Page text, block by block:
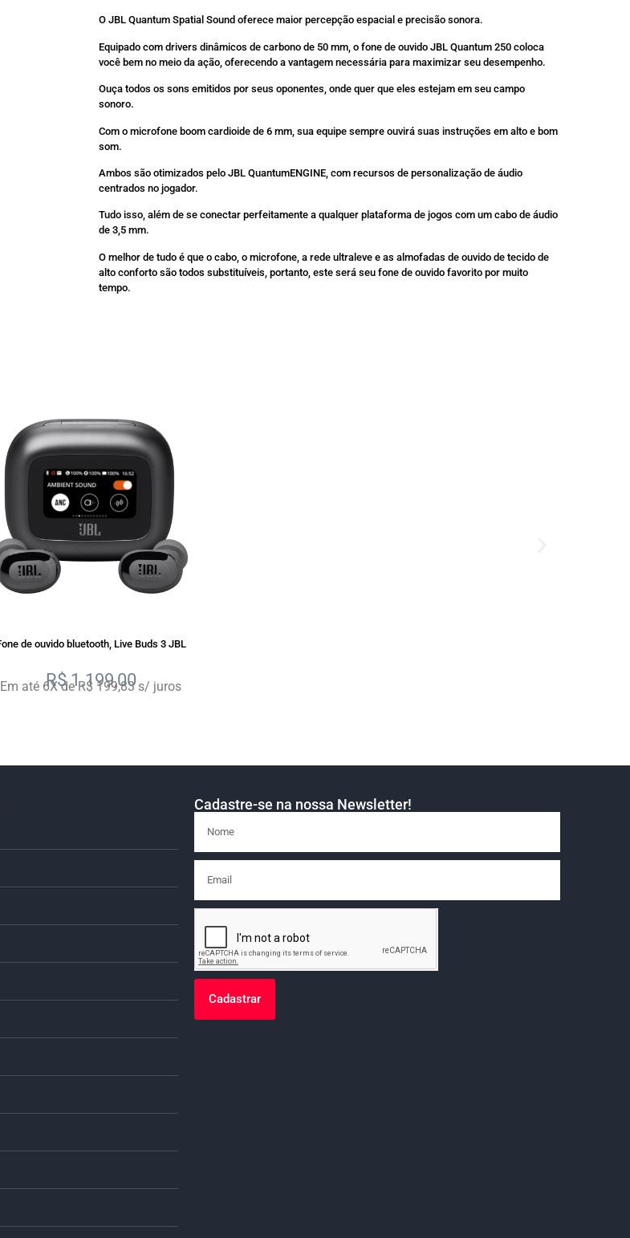
O JBL Quantum Spatial Sound oferece maior percepção espacial e precisão sonora.
Equipado com drivers dinâmicos de carbono de 50 mm, o fone de ouvido JBL Quantum 250 coloca
você bem no meio da ação, oferecendo a vantagem necessária para maximizar seu desempenho.
Ouça todos os sons emitidos por seus oponentes, onde quer que eles estejam em seu campo
sonoro.
Com o microfone boom cardioide de 6 mm, sua equipe sempre ouvirá suas instruções em alto e bom
som.
Ambos são otimizados pelo JBL QuantumENGINE, com recursos de personalização de áudio
centrados no jogador.
Tudo isso, além de se conectar perfeitamente a qualquer plataforma de jogos com um cabo de áudio
de 3,5 mm.
O melhor de tudo é que o cabo, o microfone, a rede ultraleve e as almofadas de ouvido de tecido de
alto conforto são todos substituíveis, portanto, este será seu fone de ouvido favorito por muito
tempo.
de ouvido bluetooth, Live Buds 3 JBL
R$1.199,00
Em até 6X de R$ 199,83 s/ juros
Cadastre-se na nossa Newsletter!
Cadastrar